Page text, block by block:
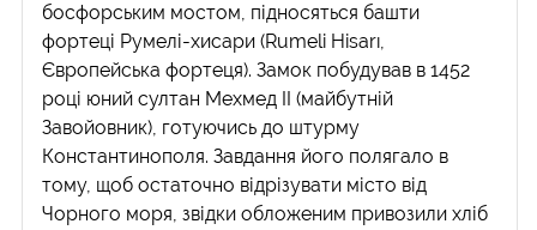
босфорським мостом, підносяться башти
фортеці Румелі-хисари (Rumeli Hisarı,
Європейська фортеця). Замок побудував в 1452
році юний султан Мехмед II (майбутній
Завойовник), готуючись до штурму
Константинополя. Завдання його полягало в
тому, щоб остаточно відрізувати місто від
Чорного моря, звідки обложеним привозили хліб